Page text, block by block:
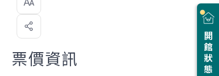
開館狀態
選
喜
歡
票價資訊